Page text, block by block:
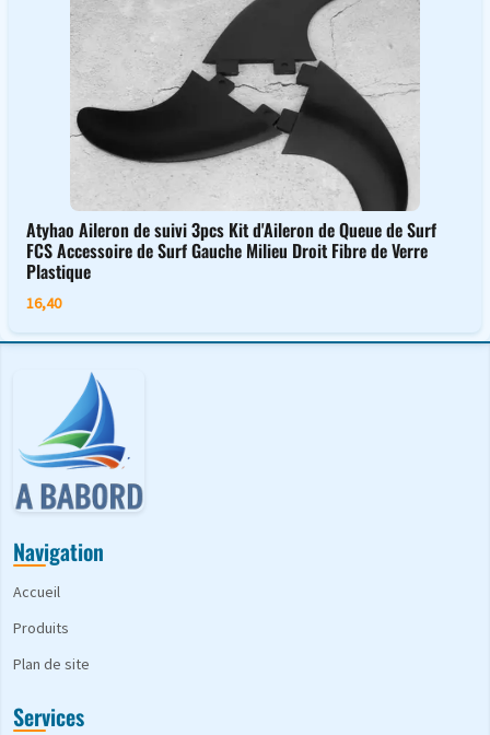
Atyhao Aileron de suivi 3pcs Kit d'Aileron de Queue de Surf
FCS Accessoire de Surf Gauche Milieu Droit Fibre de Verre
Plastique
16,40
Navigation
Accueil
Produits
Plan de site
Services